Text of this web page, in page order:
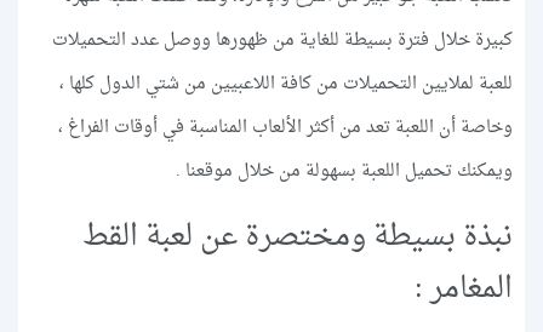
كبيرة خلال فترة بسيطة للغاية من ظهورها ووصل عدد التحميلات
للعبة لملايين التحميلات من كافة اللاعبيين من شتي الدول كلها ،
وخاصة أن اللعبة تعد من أكثر الألعاب المناسبة في أوقات الفراغ ،
ويمكنك تحميل اللعبة بسهولة من خلال موقعنا .
نبذة بسيطة ومختصرة عن لعبة القط
المغامر :